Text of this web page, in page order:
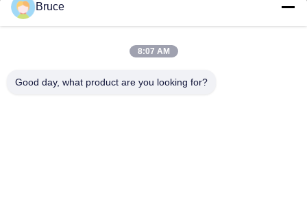
El PAPEL de JINYI es uno del fabricante sin carbono más
En Casa
Productos
Bruce
8:07 AM
Good day, what product are you looking for?